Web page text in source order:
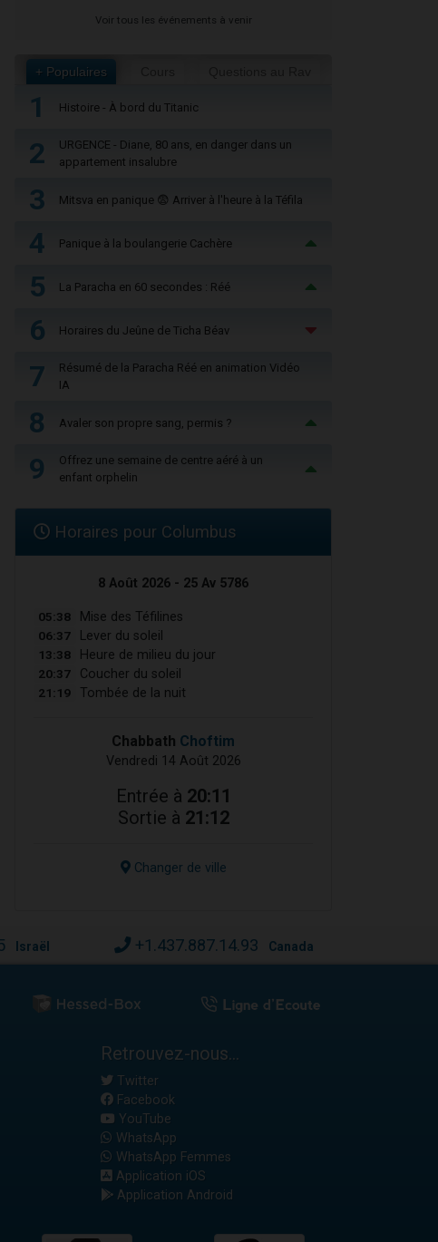
Voir tous les événements à venir
+ Populaires
1 Histoire - À bord du Titanic
2
URGENCE - Diane, 80 ans, en danger dans un
appartement insalubre
3 Mitsva en panique 😨 Arriver à l'heure à la Téfila
4 Panique à la boulangerie Cachère
5 La Paracha en 60 secondes : Réé
6 Horaires du Jeûne de Ticha Béav
7
Résumé de la Paracha Réé en animation Vidéo
IA
8 Avaler son propre sang, permis ?
9
Offrez une semaine de centre aéré à un
enfant orphelin
Horaires pour Columbus
8 Août 2026 - 25 Av 5786
05:38 Mise des Téfilines
06:37 Lever du soleil
13:38 Heure de milieu du jour
20:37 Coucher du soleil
21:19 Tombée de la nuit
Chabbath Choftim
Vendredi 14 Août 2026
Entrée à 20:11
Sortie à 21:12
Changer de ville
Israël +1.437.887.14.93 Canada
Retrouvez-nous...
Twitter
Facebook
YouTube
WhatsApp
WhatsApp Femmes
Application iOS
Application Android